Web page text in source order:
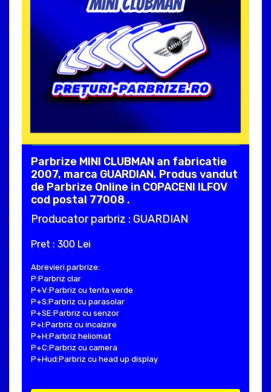
Parbrize MINI CLUBMAN an fabricatie
2007, marca GUARDIAN. Produs vandut
de Parbrize Online in COPACENI ILFOV
cod postal 77008 .
Producator parbriz : GUARDIAN
Pret : 300 Lei
Abrevieri parbrize:
P:Parbriz clar
P+V:Parbriz cu tenta verde
P+S:Parbriz cu parasolar
P+SE:Parbriz cu senzor
P+I:Parbriz cu incalzire
P+H:Parbriz heliomat
P+C:Parbriz cu camera
P+Hud:Parbriz cu head up display